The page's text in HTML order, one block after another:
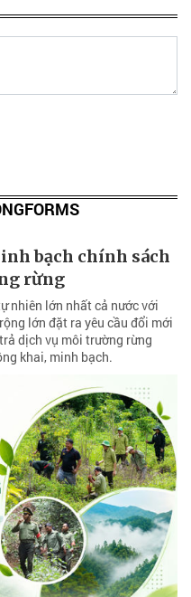
bạch chính sách
rừng
nhiên lớn nhất cả nước với
lớn đặt ra yêu cầu đổi mới
dịch vụ môi trường rừng
khai, minh bạch.